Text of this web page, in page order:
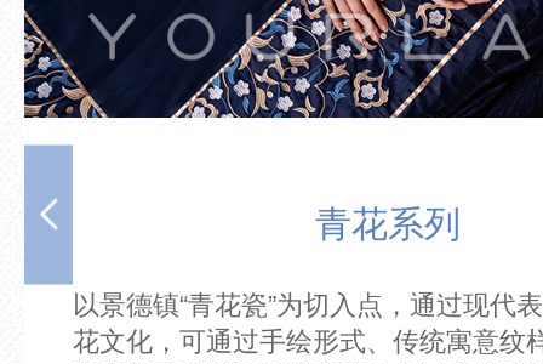
列
通过现代表现手法传承青
统寓意纹样、国际流行
童真、童趣总那么
梦，甜美欢快。